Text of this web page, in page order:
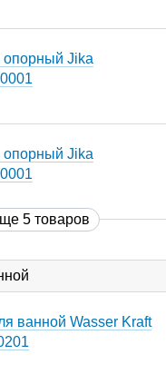
опорный Jika
опорный Jika
5 товаров
ванной Wasser Kraft